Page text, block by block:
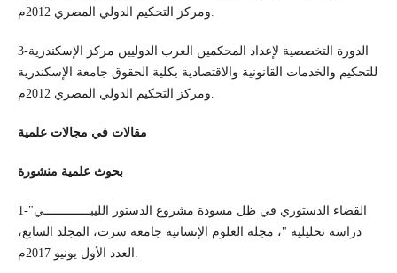
ومركز التحكيم الدولي المصري 2012م.
3-الدورة التخصصية لإعداد المحكمين العرب الدوليين مركز الإسكندرية
للتحكيم والخدمات القانونية والاقتصادية بكلية الحقوق جامعة الإسكندرية
ومركز التحكيم الدولي المصري 2012م.
مقالات في مجالات علمية
بحوث علمية منشورة
1-القضاء الدستوري في ظل مسودة مشروع الدستور الليبـــــــــــــي"
دراسة تحليلية "، مجلة العلوم الإنسانية جامعة سرت، المجلد السابع،
العدد الأول يونيو 2017م.